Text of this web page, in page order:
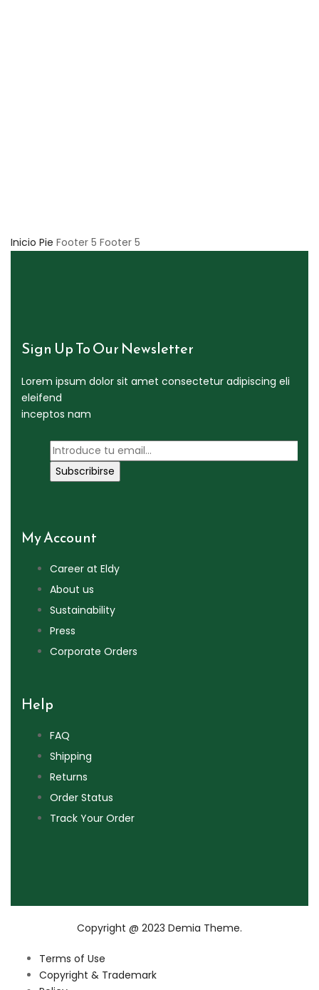
Inicio Pie Footer 5 Footer 5
Sign Up To Our Newsletter
Lorem ipsum dolor sit amet consectetur adipiscing eli
eleifend
inceptos nam
My Account
Career at Eldy
About us
Sustainability
Press
Corporate Orders
Help
FAQ
Shipping
Returns
Order Status
Track Your Order
Copyright @ 2023 Demia Theme.
Terms of Use
Copyright & Trademark